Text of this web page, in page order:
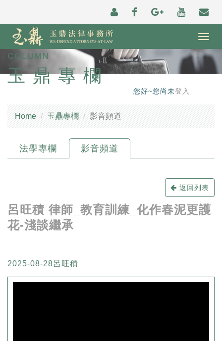
COLUMN
玉鼎專欄
您好~您尚未登入
Home 玉鼎專欄 影音頻道
法學專欄 影音頻道
返回列表
呂旺積 律師_教育訓練_化作春泥更護
花-淺談繼承
2025-08-28呂旺積